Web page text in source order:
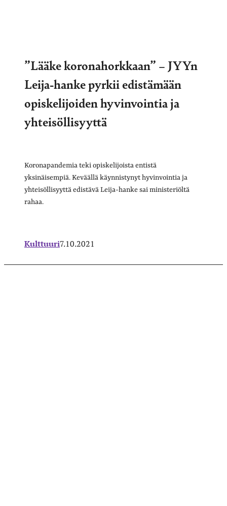
”Lääke koronahorkkaan” – JYYn
Leija-hanke pyrkii edistämään
opiskelijoiden hyvinvointia ja
yhteisöllisyyttä
Koronapandemia teki opiskelijoista entistä
yksinäisempiä. Keväällä käynnistynyt hyvinvointia ja
yhteisöllisyyttä edistävä Leija-hanke sai ministeriöltä
rahaa.
Kulttuuri7.10.2021